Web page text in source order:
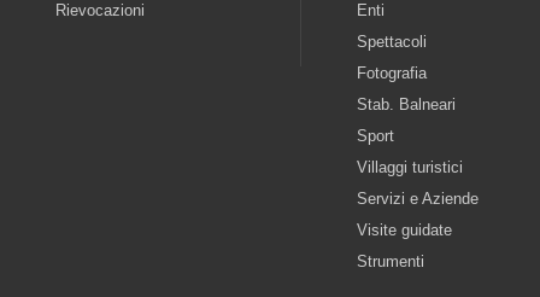
Rievocazioni
Enti
Spettacoli
Fotografia
Stab. Balneari
Sport
Villaggi turistici
Servizi e Aziende
Visite guidate
Strumenti